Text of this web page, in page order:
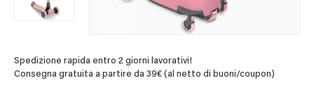
Spedizione rapida entro 2 giorni lavorativi!
Consegna gratuita a partire da 39€ (al netto di buoni/coupon)